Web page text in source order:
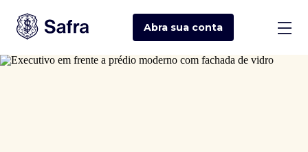
Abra sua conta